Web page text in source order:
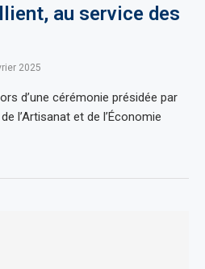
au service des
2025
d’une cérémonie présidée par
l’Artisanat et de l’Économie